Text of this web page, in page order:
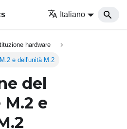
Italiano
hardware
e dell'unità M.2
del
e